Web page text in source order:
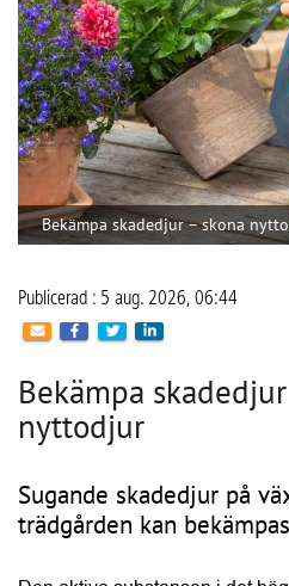
Bekämpa skadedjur – skona
Publicerad : 5 aug. 2026, 06:44
Bekämpa
nyttodjur
Sugande skadedjur på
trädgården kan